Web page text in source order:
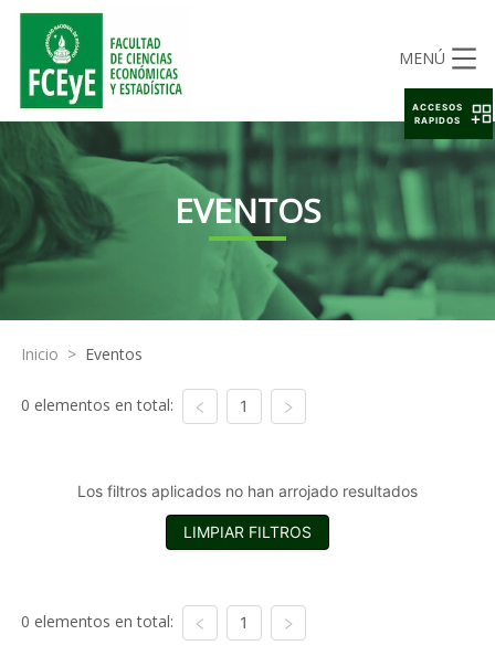
MENÚ
EVENTOS
Inicio > Eventos
0 elementos en total: 1
Los filtros aplicados no han arrojado resultados
LIMPIAR FILTROS
0 elementos en total: 1
ACCESOS
RAPIDOS